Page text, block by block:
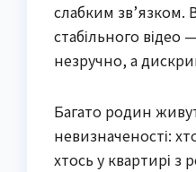
слабким зв’язком.
стабільного відео
незручно, а
Багато родин
невизначеності:
хтось у квартирі з